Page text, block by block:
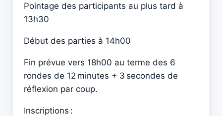
Pointage des participants au plus tard à
13h30
Début des parties à 14h00
Fin prévue vers 18h00 au terme des 6
rondes de 12 minutes + 3 secondes de
réflexion par coup.
Inscriptions :